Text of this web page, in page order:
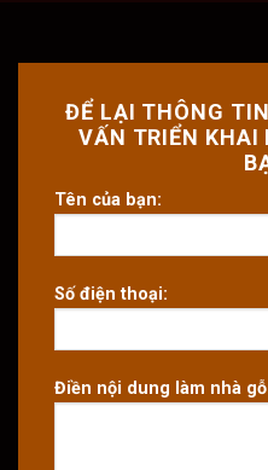
ĐỂ LẠI THÔNG
VẤN TRIỂN KHAI
Tên của bạn:
Số điện thoại:
Điền nội dung làm nhà gỗ